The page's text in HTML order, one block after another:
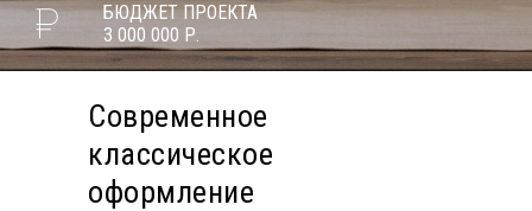
БЮДЖЕТ ПРОЕКТА
3 000 000 Р.
Современное
классическое
оформление